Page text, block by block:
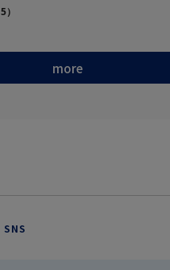
5）
more
SNS